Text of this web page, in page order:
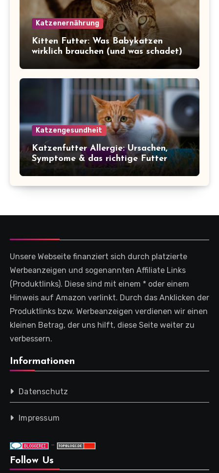
Katzenernährung
Kitten Futter: Was Babykatzen
wirklich brauchen (und was schadet)
Katzengesundheit
Katzenfutter Allergie: Ursachen,
Symptome & das richtige Futter
Unsere Webseite finanziert sich durch platzierte
Werbeanzeigen und sogenannten Affiliate Links
(Produktlinks). Diese sind mit einem * oder einem
Hinweis auf Amazon verlinkt. Durch das Anklicken der
Produktlinks bzw. Werbeanzeigen verdienen wir einen
kleinen Betrag, der uns hilft, diese Seite weiter zu
verbessern.
Informationen
Datenschutz
Impressum
-
Follow Us